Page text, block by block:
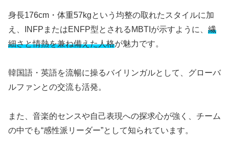
身長176cm・体重57kgという均整の取れたスタイルに加
え、INFPまたはENFP型とされるMBTIが示すように、 繊
細さと情熱を兼ね備えた人格が魅力です。
韓国語・英語を流暢に操るバイリンガルとして、グローバ
ルファンとの交流も活発。
また、音楽的センスや自己表現への探求心が強く、チーム
の中でも“感性派リーダー”として知られています。